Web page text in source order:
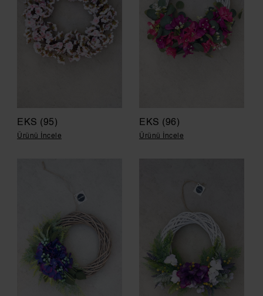
EKS (95)
Ürünü İncele
EKS (96)
Ürünü İncele